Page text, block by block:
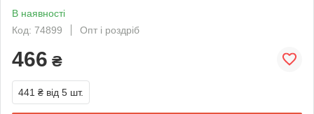
В наявності
Код: 74899
Опт і роздріб
466 ₴
441 ₴ від 5 шт.